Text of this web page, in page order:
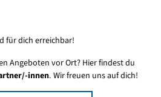
für dich erreichbar!
Angeboten vor Ort? Hier findest du
innen. Wir freuen uns auf dich!